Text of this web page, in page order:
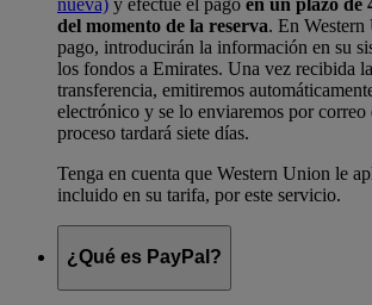
del momento de la reserva. En Western
pago, introducirán la información en su
los fondos a Emirates. Una vez recibida
transferencia, emitiremos
electrónico y se lo enviaremos por
proceso tardará siete días.
Tenga en cuenta que Western Union le
incluido en su tarifa, por este servicio.
¿Qué es PayPal?